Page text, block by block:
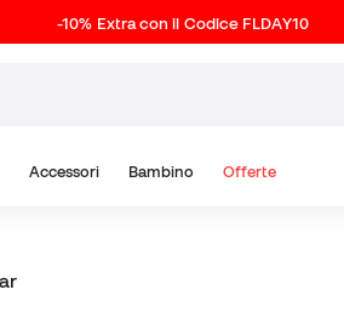
-10% Extra con il Codice FLDAY10
Accessori Bambino Offerte